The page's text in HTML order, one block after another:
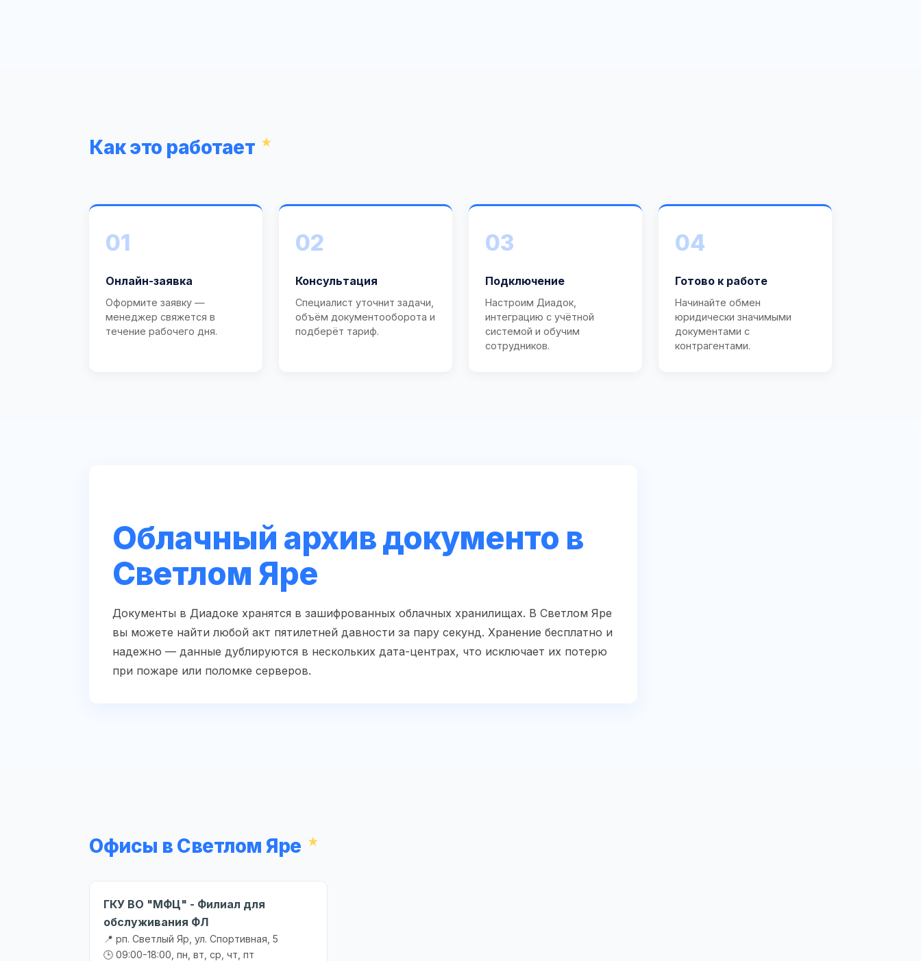
Как это работает
01
Онлайн-заявка
Оформите заявку —
менеджер свяжется в
течение рабочего дня.
02
Консультация
Специалист уточнит задачи,
объём документооборота и
подберёт тариф.
03
Подключение
Настроим Диадок,
интеграцию с учётной
системой и обучим
сотрудников.
04
Готово к работе
Начинайте обмен
юридически значимыми
документами с
контрагентами.
Облачный архив документо в
Светлом Яре
Документы в Диадоке хранятся в зашифрованных облачных хранилищах. В Светлом Яре
вы можете найти любой акт пятилетней давности за пару секунд. Хранение бесплатно и
надежно — данные дублируются в нескольких дата-центрах, что исключает их потерю
при пожаре или поломке серверов.
Офисы в Светлом Яре
ГКУ ВО "МФЦ" - Филиал для
обслуживания ФЛ
📍 рп. Светлый Яр, ул. Спортивная, 5
🕒 09:00-18:00, пн, вт, ср, чт, пт